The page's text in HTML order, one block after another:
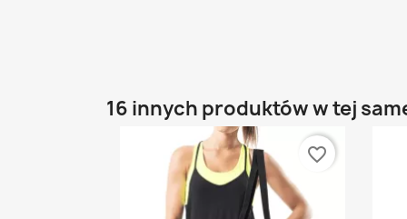
16 innych produktów w tej
favorite_border